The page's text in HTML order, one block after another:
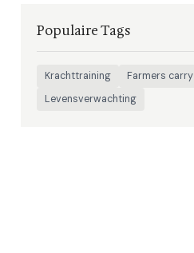
Populaire Tags
Krachttraining Farmers carry
Levensverwachting